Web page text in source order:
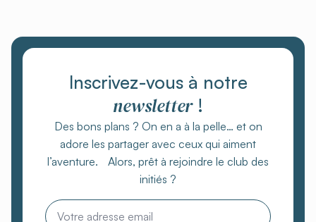
Inscrivez-vous à notre
newsletter!
Des bons plans ? On en a à la pelle… et on
adore les partager avec ceux qui aiment
l’aventure. Alors, prêt à rejoindre le club des
initiés ?
Email